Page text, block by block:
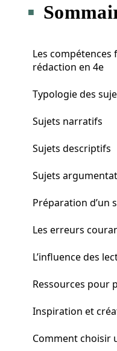
Les
rédaction en 4e
Typologie des
Sujets narratifs
Sujets descriptifs
Sujets
Préparation d’un
Les erreurs
L’influence des
Ressources pour
Inspiration et
Comment choisir